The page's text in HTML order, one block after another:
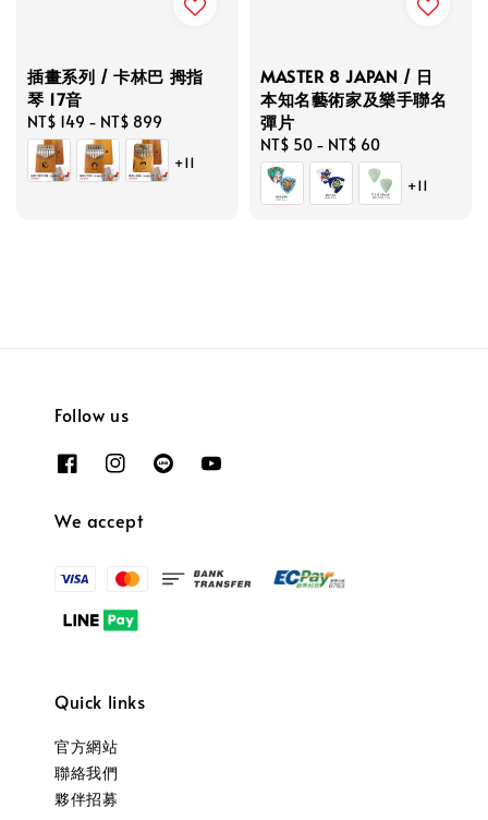
插畫系列 / 卡林巴 拇指
琴 17音
Regular
price
NT$ 149 - NT$ 899
+11
MASTER 8 JAPAN / 日
本知名藝術家及樂手聯名
彈片
Regular
price
NT$ 50 - NT$ 60
+11
Follow us
We accept
Quick links
官方網站
聯絡我們
夥伴招募